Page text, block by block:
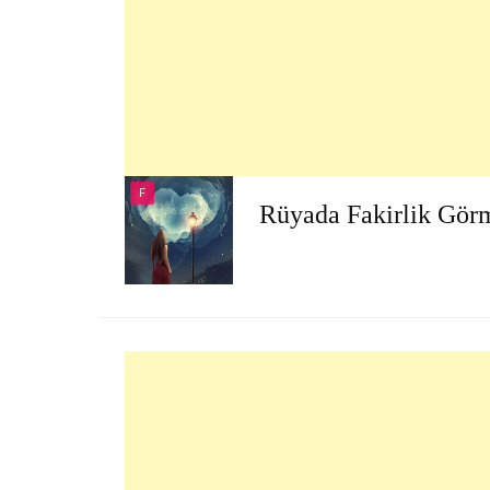
F
Rüyada Fakirlik